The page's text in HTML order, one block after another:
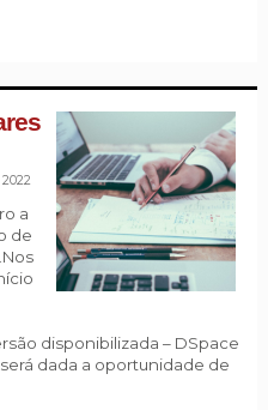
a
de
disponibilizada – DSpace
dada a oportunidade de